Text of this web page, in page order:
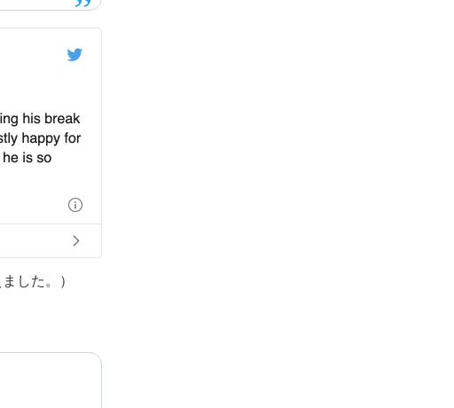
した。）